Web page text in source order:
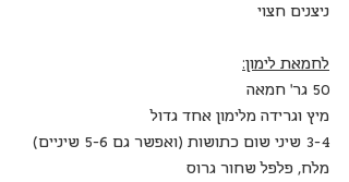
ניצנים חצוי
לחמאת לימון:
50 גר' חמאה
מיץ וגרידה מלימון אחד גדול
3-4 שיני שום כתושות (ואפשר גם 5-6 שיניים)
מלח, פלפל שחור גרוס